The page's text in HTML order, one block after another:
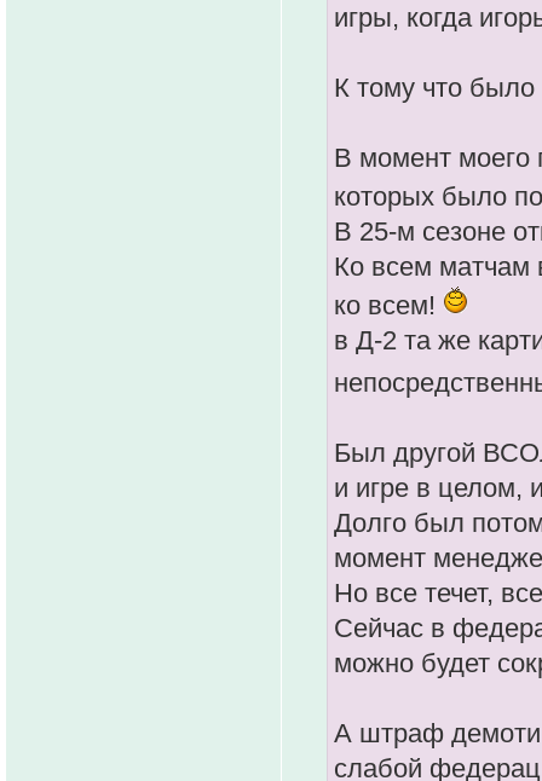
игры, когда
К тому что
В момент моего
которых было
В 25-м сезоне
Ко всем матчам
ко всем!
в Д-2 та же
Был другой
и игре в целом,
Долго был
момент
Но все течет,
Сейчас в
можно будет
А штраф
слабой